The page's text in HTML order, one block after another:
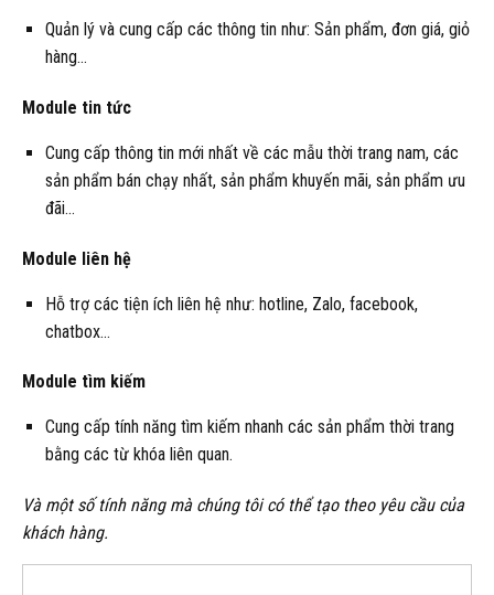
Quản lý và cung cấp các thông tin như: Sản phẩm, đơn giá, giỏ
hàng…
Module tin tức
Cung cấp thông tin mới nhất về các mẫu thời trang nam, các
sản phẩm bán chạy nhất, sản phẩm khuyến mãi, sản phẩm ưu
đãi…
Module liên hệ
Hỗ trợ các tiện ích liên hệ như: hotline, Zalo, facebook,
chatbox…
Module tìm kiếm
Cung cấp tính năng tìm kiếm nhanh các sản phẩm thời trang
bằng các từ khóa liên quan.
Và một số tính năng mà chúng tôi có thể tạo theo yêu cầu của
khách hàng.